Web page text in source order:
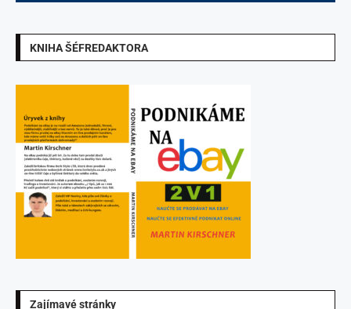
Zajímavé stránky